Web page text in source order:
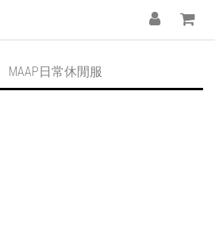
MAAP日常休閒服